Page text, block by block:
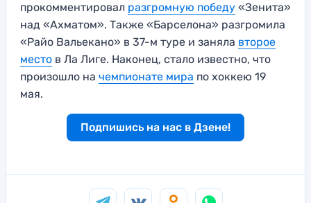
прокомментировал разгромную победу «Зенита»
над «Ахматом». Также «Барселона» разгромила
«Райо Вальекано» в 37-м туре и заняла второе
место в Ла Лиге. Наконец, стало известно, что
произошло на чемпионате мира по хоккею 19
мая.
Подпишись на нас в Дзене!